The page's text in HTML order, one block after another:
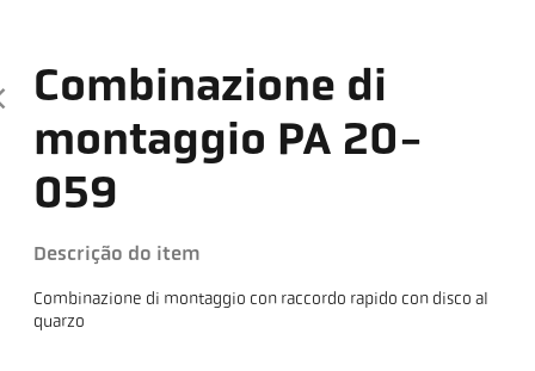
Combinazione di
montaggio PA 20-
059
Descrição do item
Combinazione di montaggio con raccordo rapido con disco al
quarzo